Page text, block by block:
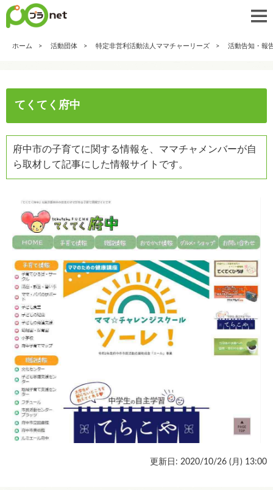
ホーム 活動団体 特定非営利活動法人ママチャーリーズ 活動告知・報
てくてく府中
府中市の子育てに関する情報を、ママチャメンバーが自
ら取材して記事にした情報サイトです。
更新日: 2020/10/26 ( 月 ) 13:00